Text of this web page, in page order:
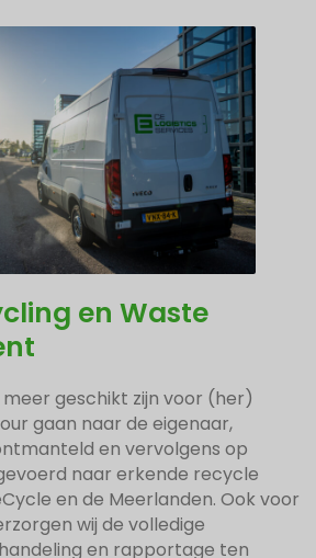
en Waste
geschikt zijn voor (her)
gaan naar de eigenaar,
en vervolgens op
naar erkende recycle
en de Meerlanden. Ook voor
wij de volledige
en rapportage ten